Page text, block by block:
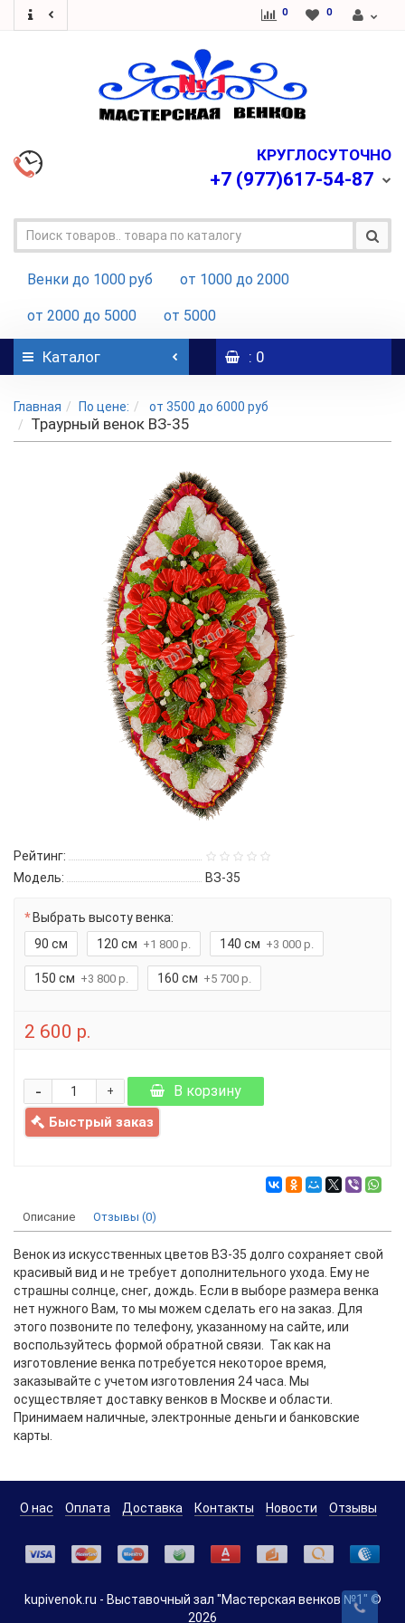
0 0
КРУГЛОСУТОЧНО
+7 (977)617-54-87
Венки до 1000 руб от 1000 до 2000
от 2000 до 5000 от 5000
Каталог : 0
Главная По цене: от 3500 до 6000 руб
Траурный венок BЗ-35
Рейтинг:
Модель:
ВЗ-35
Выбрать высоту венка:
90 см
120 см +1 800 р. 140 см +3 000 р.
150 см +3 800 р. 160 см +5 700 р.
2 600 р.
+
- В корзину
Быстрый заказ
Описание Отзывы (0)
Венок из искусственных цветов ВЗ-35 долго сохраняет свой
красивый вид и не требует дополнительного ухода. Ему не
страшны солнце, снег, дождь. Если в выборе размера венка
нет нужного Вам, то мы можем сделать его на заказ. Для
этого позвоните по телефону, указанному на сайте, или
воспользуйтесь формой обратной связи. Так как на
изготовление венка потребуется некоторое время,
заказывайте с учетом изготовления 24 часа. Мы
осуществляет доставку венков в Москве и области.
Принимаем наличные, электронные деньги и банковские
карты.
О нас Оплата Доставка Контакты Новости Отзывы
kupivenok.ru - Выставочный зал "Мастерская венков №1" ©
2026